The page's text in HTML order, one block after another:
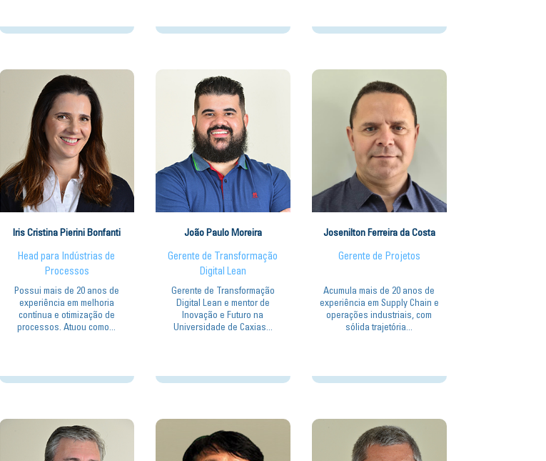
Iris Cristina Pierini Bonfanti
Head para Indústrias de
Processos
Possui mais de 20 anos de
experiência em melhoria
contínua e otimização de
processos. Atuou como...
João Paulo Moreira
Gerente de Transformação
Digital Lean
Gerente de Transformação
Digital Lean e mentor de
Inovação e Futuro na
Universidade de Caxias...
Josenilton Ferreira da Costa
Gerente de Projetos
Acumula mais de 20 anos de
experiência em Supply Chain e
operações industriais, com
sólida trajetória...